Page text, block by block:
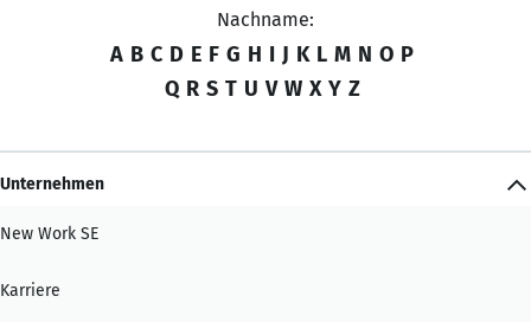
Nachname:
A B C D E F G H I J K L M N O P
Q R S T U V W X Y Z
Unternehmen
New Work SE
Karriere